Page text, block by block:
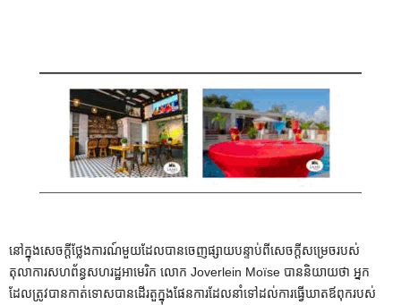
នៅក្នុងសេចក្តីថ្លែងការណ៍មួយដែលបានចេញផ្សាយបន្ទាប់ពីសេចក្តីសម្រេចរបស់
តុលាការសហព័ន្ធសហរដ្ឋអាមេរិក លោក Joverlein Moïse បាននិយាយថា អ្នក
ដែលត្រូវបានកាត់ទោសបានដើរតួក្នុងផែនការដែលនាំទៅដល់ការធ្វើឃាតឪពុករបស់